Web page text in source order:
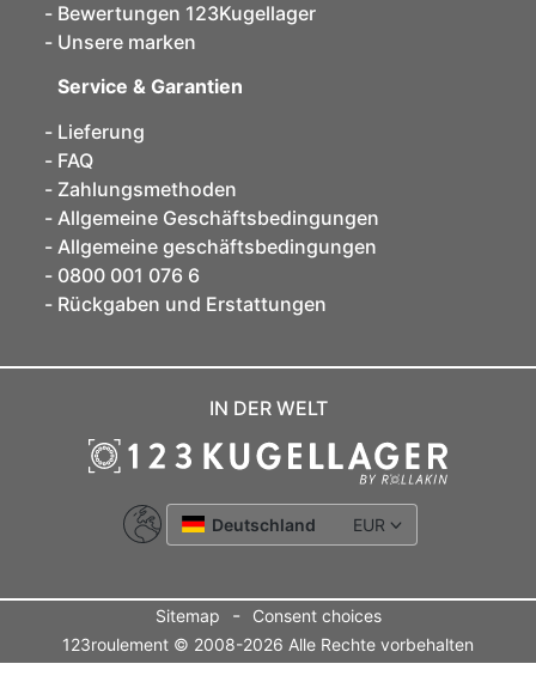
Bewertungen 123Kugellager
Unsere marken
Service & Garantien
Lieferung
FAQ
Zahlungsmethoden
Allgemeine Geschäftsbedingungen
Allgemeine geschäftsbedingungen
0800 001 076 6
Rückgaben und Erstattungen
IN DER WELT
Deutschland EUR
Sitemap -
Consent choices
123roulement © 2008-2026 Alle Rechte vorbehalten